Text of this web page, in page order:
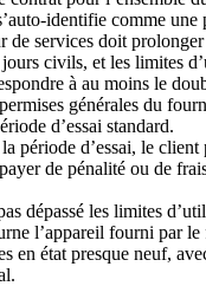
identifie comme une
de services doit prolonger
civils, et les limites
à au moins le
générales du
d’essai standard.
période d’essai, le client
de pénalité ou de
dépassé les limites
l’appareil fourni par le
en état presque neuf,